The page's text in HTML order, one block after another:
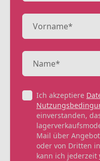
Ich akzeptiere
einverstanden,
Mail über
oder von Dritten
kann ich jederzeit